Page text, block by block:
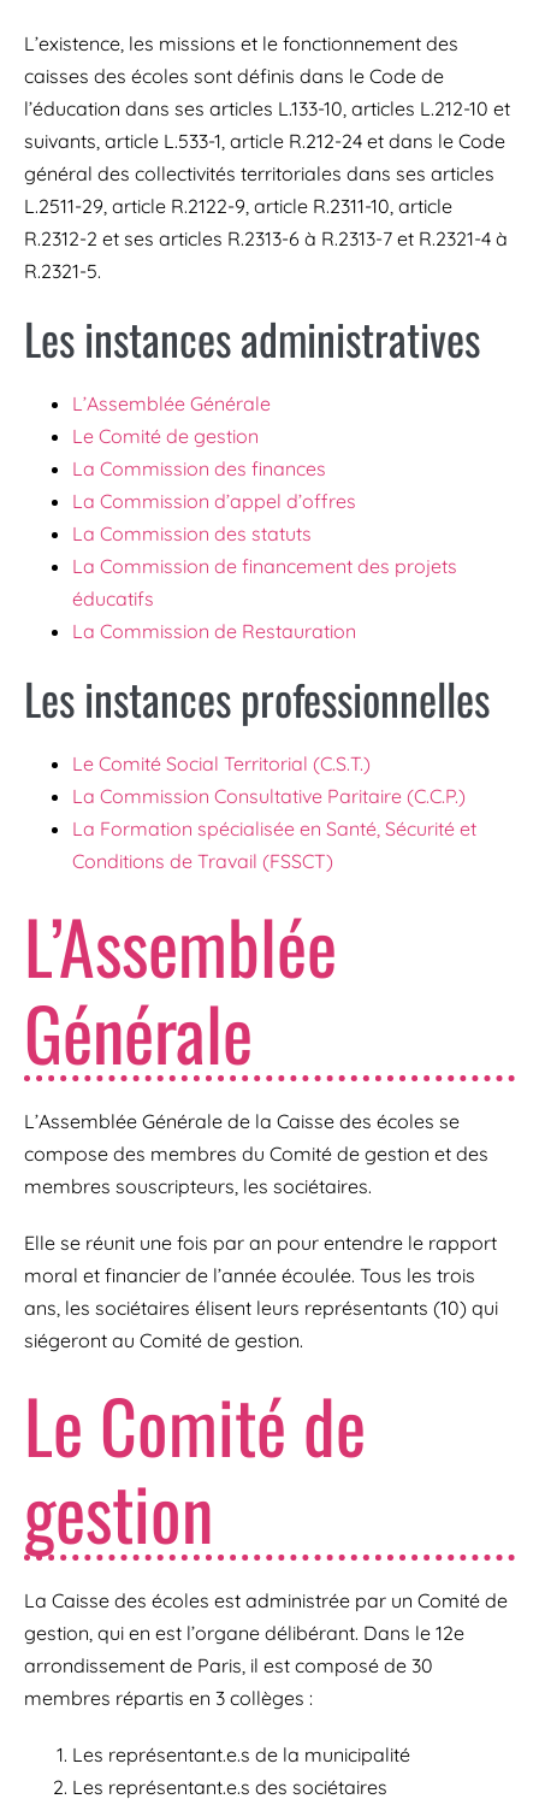
L’existence, les missions et le fonctionnement des
caisses des écoles sont définis dans le Code de
l’éducation dans ses articles L.133-10, articles L.212-10 et
suivants, article L.533-1, article R.212-24 et dans le Code
général des collectivités territoriales dans ses articles
L.2511-29, article R.2122-9, article R.2311-10, article
R.2312-2 et ses articles R.2313-6 à R.2313-7 et R.2321-4 à
R.2321-5.
Les instances administratives
L’Assemblée Générale
Le Comité de gestion
La Commission des finances
La Commission d’appel d’offres
La Commission des statuts
La Commission de financement des projets
éducatifs
La Commission de Restauration
Les instances professionnelles
Le Comité Social Territorial (C.S.T.)
La Commission Consultative Paritaire (C.C.P.)
La Formation spécialisée en Santé, Sécurité et
Conditions de Travail (FSSCT)
L’Assemblée
Générale
L’Assemblée Générale de la Caisse des écoles se
compose des membres du Comité de gestion et des
membres souscripteurs, les sociétaires.
Elle se réunit une fois par an pour entendre le rapport
moral et financier de l’année écoulée. Tous les trois
ans, les sociétaires élisent leurs représentants (10) qui
siégeront au Comité de gestion.
Le Comité de
gestion
La Caisse des écoles est administrée par un Comité de
gestion, qui en est l’organe délibérant. Dans le 12e
arrondissement de Paris, il est composé de 30
membres répartis en 3 collèges :
Les représentant.e.s de la municipalité
Les représentant.e.s des sociétaires